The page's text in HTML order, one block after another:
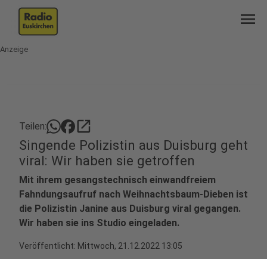
menu
Anzeige
Teilen: open_in_new
Singende Polizistin aus Duisburg geht
viral: Wir haben sie getroffen
Mit ihrem gesangstechnisch einwandfreiem
Fahndungsaufruf nach Weihnachtsbaum-Dieben ist
die Polizistin Janine aus Duisburg viral gegangen.
Wir haben sie ins Studio eingeladen.
Veröffentlicht: Mittwoch, 21.12.2022 13:05